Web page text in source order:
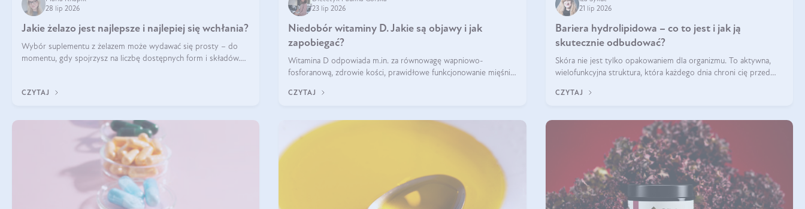
28 lip 2026
Jakie żelazo jest najlepsze i najlepiej się wchłania?
Wybór suplementu z żelazem może wydawać się prosty – do
momentu, gdy spojrzysz na liczbę dostępnych form i składów.
suplement?
CZYTAJ
23 lip 2026
Niedobór witaminy D. Jakie są objawy i jak
zapobiegać?
Witamina D odpowiada m.in. za równowagę wapniowo-
fosforanową, zdrowie kości, prawidłowe funkcjonowanie mięśni i
pod wpływem słońca, niedobór witaminy D pozostaje częstym
CZYTAJ
21 lip 2026
Bariera hydrolipidowa – co to jest i jak ją
skutecznie odbudować?
Skóra nie jest tylko opakowaniem dla organizmu. To aktywna,
wielofunkcyjna struktura, która każdego dnia chroni cię przed
środowiskowymi. Jednym z jej kluczowych elementów jest
CZYTAJ